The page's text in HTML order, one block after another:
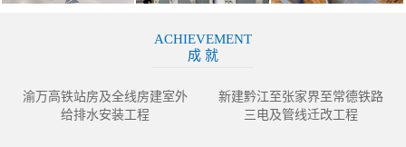
ACHIEVEMENT
成 就
渝万高铁站房及全线房建室外
给排水安装工程
新建黔江至张家界至常德铁路
三电及管线迁改工程